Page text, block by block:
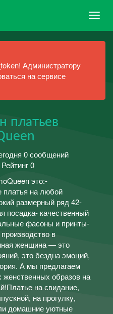
Администратору
на сервисе
платьев
0 сообщений
0
это:-
платья на любой
размерный ряд 42-
посадка- качественный
фасоны и принты-
в
женщина — это
это бездна эмоций,
А мы предлагаем
женственных образов на
на свидание,
на прогулку,
домашние уютные